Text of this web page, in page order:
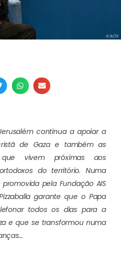
continua a apoiar a
de Gaza e também as
que vivem próximas aos
do território. Numa
pela Fundação AIS
garante que o Papa
todos os dias para a
e que se transformou numa